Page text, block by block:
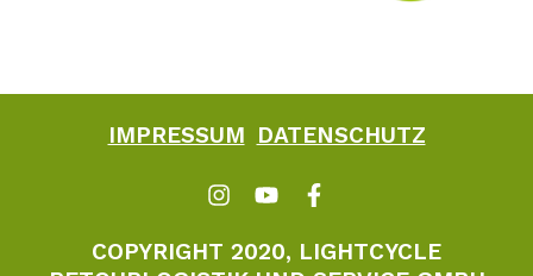
IMPRESSUM DATENSCHUTZ
COPYRIGHT 2020, LIGHTCYCLE